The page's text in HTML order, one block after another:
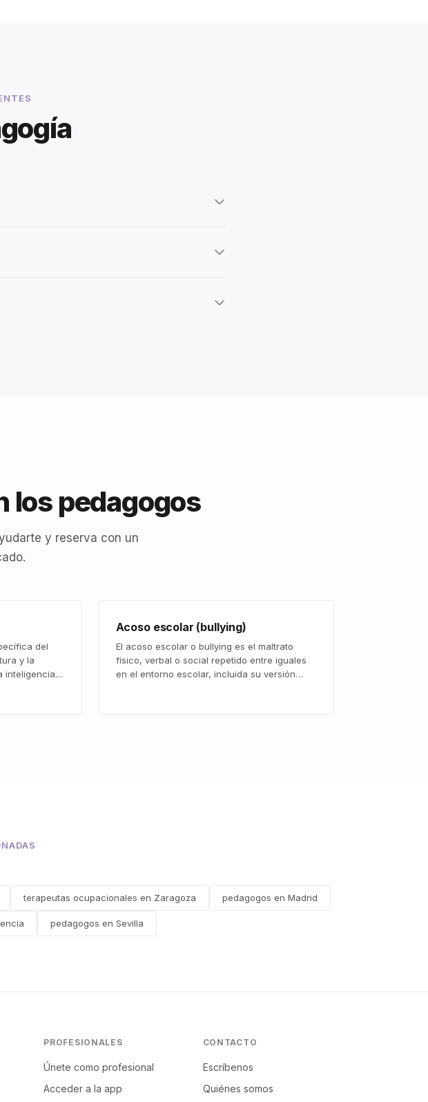
los pedagogos
y reserva con un
del
y la
inteligencia…
Acoso escolar (bullying)
El acoso escolar o bullying es el maltrato
físico, verbal o social repetido entre iguales
en el entorno escolar, incluida su versión…
terapeutas ocupacionales en Zaragoza pedagogos en Madrid
pedagogos en Sevilla
PROFESIONALES
Únete como profesional
Acceder a la app
CONTACTO
Escríbenos
Quiénes somos